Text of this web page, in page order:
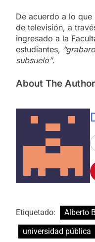
De acuerdo a lo
de televisión, a
ingresado a la
estudiantes,
subsuelo”.
About The Author
Etiquetado: Alberto
universidad pública